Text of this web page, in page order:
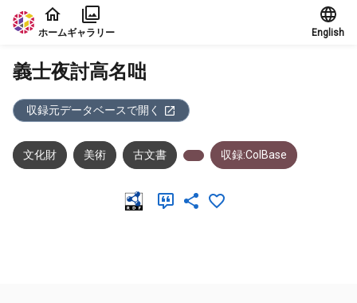
本文に飛ぶ
ホームギャラリー English
義士夜討高名咄
収録元データベースで開く
文化財 美術 古文書 収録:ColBase